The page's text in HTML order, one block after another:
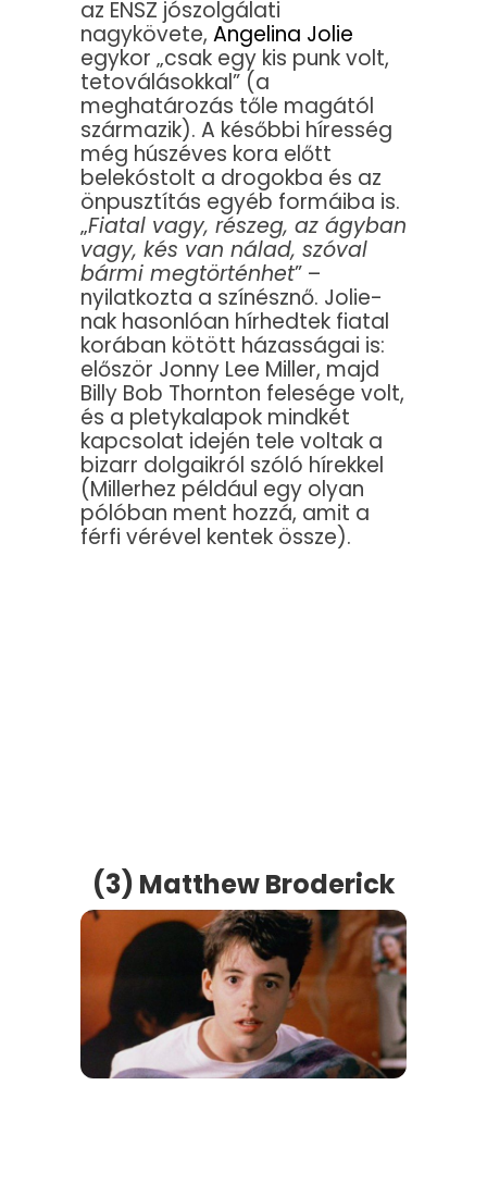
az ENSZ jószolgálati
nagykövete, Angelina Jolie
egykor „csak egy kis punk volt,
tetoválásokkal” (a
meghatározás tőle magától
származik). A későbbi híresség
még húszéves kora előtt
belekóstolt a drogokba és az
önpusztítás egyéb formáiba is.
„Fiatal vagy, részeg, az ágyban
vagy, kés van nálad, szóval
bármi megtörténhet” –
nyilatkozta a színésznő. Jolie-
nak hasonlóan hírhedtek fiatal
korában kötött házasságai is:
először Jonny Lee Miller, majd
Billy Bob Thornton felesége volt,
és a pletykalapok mindkét
kapcsolat idején tele voltak a
bizarr dolgaikról szóló hírekkel
(Millerhez például egy olyan
pólóban ment hozzá, amit a
férfi vérével kentek össze).
(3) Matthew Broderick